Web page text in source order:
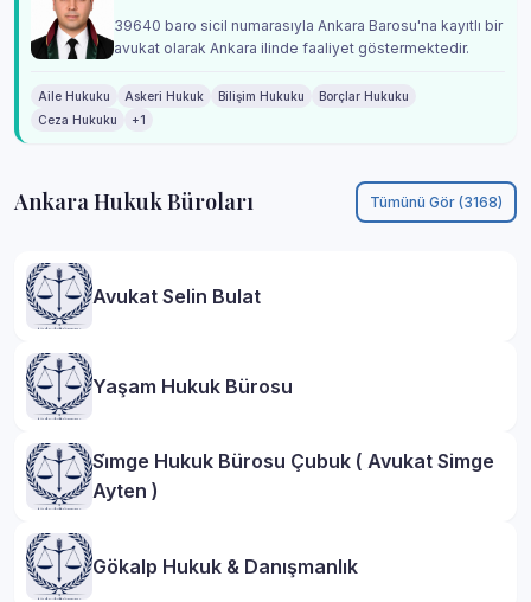
39640 baro sicil numarasıyla Ankara Barosu'na kayıtlı bir
avukat olarak Ankara ilinde faaliyet göstermektedir.
Aile Hukuku Askeri Hukuk Bilişim Hukuku
Borçlar Hukuku
Ceza Hukuku
+1
Ankara Hukuk Büroları Tümünü Gör (3168)
Avukat Selin Bulat
Yaşam Hukuk Bürosu
Si̇mge Hukuk Bürosu Çubuk ( Avukat Simge
Ayten )
Gökalp Hukuk & Danışmanlık